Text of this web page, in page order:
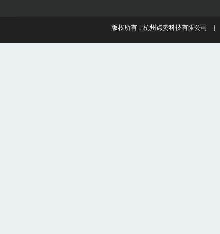
版权所有：杭州点赞科技有限公司